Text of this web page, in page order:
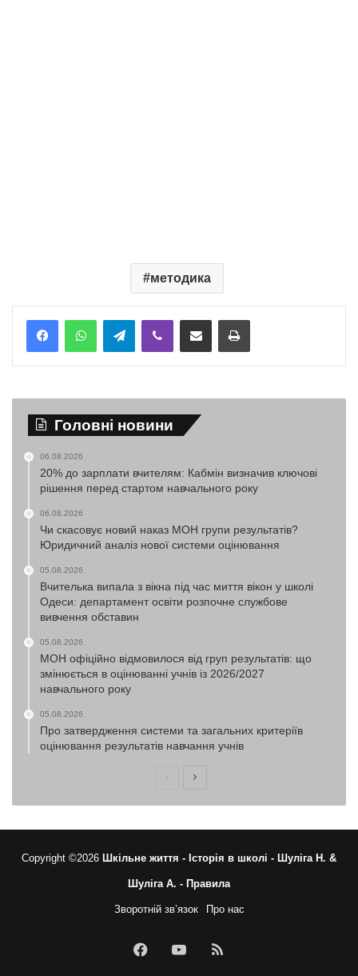
методика
TelegramViber Надіслати електронною поштоюНадрукувати
Головні новини
06.08.2026
20% до зарплати вчителям: Кабмін визначив ключові
рішення перед стартом навчального року
06.08.2026
Чи скасовує новий наказ МОН групи результатів?
Юридичний аналіз нової системи оцінювання
05.08.2026
Вчителька випала з вікна під час миття вікон у школі
Одеси: департамент освіти розпочне службове
вивчення обставин
05.08.2026
МОН офіційно відмовилося від груп результатів: що
змінюється в оцінюванні учнів із 2026/2027
навчального року
05.08.2026
Про затвердження системи та загальних критеріїв
оцінювання результатів навчання учнів
ПопередняНаступна
Copyright ©2026 Шкільне життя - Історія в школі - Шуліга Н. &
Шуліга А. - Правила
Зворотній зв’язок Про нас
FacebookYouTubeRSS